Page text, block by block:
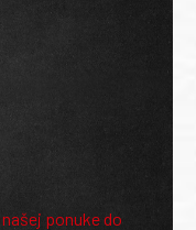
ponuke do